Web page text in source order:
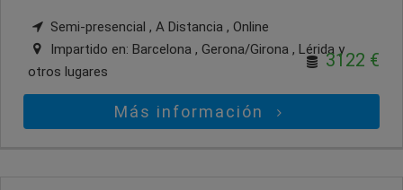
Semi-presencial , A Distancia , Online
Impartido en: Barcelona , Gerona/Girona , Lérida y
otros lugares
3122 €
Más información